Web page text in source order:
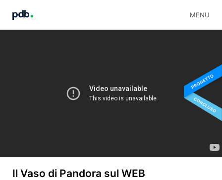
MENU
Il Vaso di Pandora sul WEB